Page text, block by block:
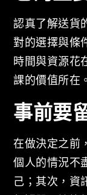
認真了解送貨
對的選擇與條
時間與資源花
課的價值所在。
事前要
在做決定之前
個人的情況不
己；其次，資